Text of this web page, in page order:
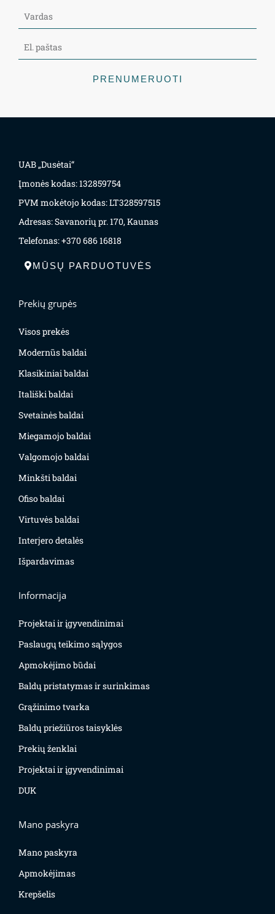
PRENUMERUOTI
UAB „Dusėtai“
Įmonės kodas: 132859754
PVM mokėtojo kodas: LT328597515
Adresas: Savanorių pr. 170, Kaunas
Telefonas: +370 686 16818
MŪSŲ PARDUOTUVĖS
Prekių grupės
Visos prekės
Modernūs baldai
Klasikiniai baldai
Itališki baldai
Svetainės baldai
Miegamojo baldai
Valgomojo baldai
Minkšti baldai
Ofiso baldai
Virtuvės baldai
Interjero detalės
Išpardavimas
Informacija
Projektai ir įgyvendinimai
Paslaugų teikimo sąlygos
Apmokėjimo būdai
Baldų pristatymas ir surinkimas
Grąžinimo tvarka
Baldų priežiūros taisyklės
Prekių ženklai
Projektai ir įgyvendinimai
DUK
Mano paskyra
Mano paskyra
Apmokėjimas
Krepšelis